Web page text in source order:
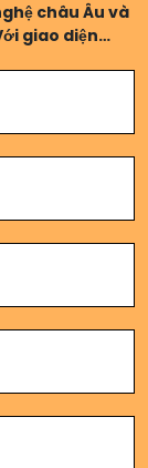
châu Âu và
giao diện